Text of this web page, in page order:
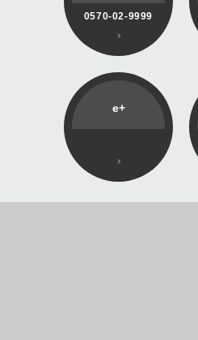
0570-02-9999
e+